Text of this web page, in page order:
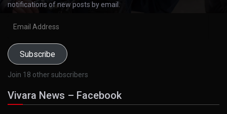
notifications of new posts by email.
Subscribe
Join 18 other subscribers
Vivara News – Facebook